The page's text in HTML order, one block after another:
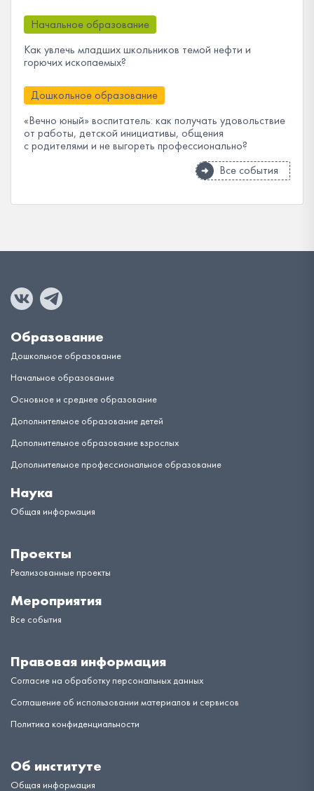
Начальное образование
Как увлечь младших школьников темой нефти и
горючих ископаемых?
Дошкольное образование
«Вечно юный» воспитатель: как получать удовольствие
от работы, детской инициативы, общения
с родителями и не выгореть профессионально?
Все события
Образование
Дошкольное образование
Начальное образование
Основное и среднее образование
Дополнительное образование детей
Дополнительное образование взрослых
Дополнительное профессиональное образование
Наука
Общая информация
Проекты
Реализованные проекты
Мероприятия
Все события
Правовая информация
Согласие на обработку персональных данных
Соглашение об использовании материалов и сервисов
Политика конфиденциальности
Об институте
Общая информация